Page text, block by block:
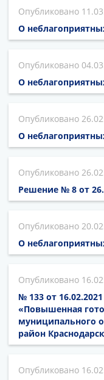
О
О
О
Решение № 8 от
О
№ 133 от
«Повышенная
муниципального
район